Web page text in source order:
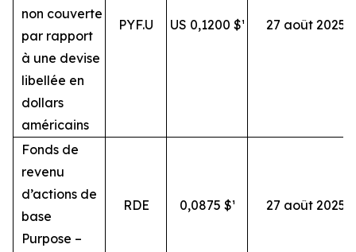
non couverte
par rapport
à une devise
libellée en
dollars
américains
PYF.U US 0,1200 $¹ 27 août 2025
Fonds de
revenu
d’actions de
base
Purpose –
RDE 0,0875 $¹ 27 août 2025